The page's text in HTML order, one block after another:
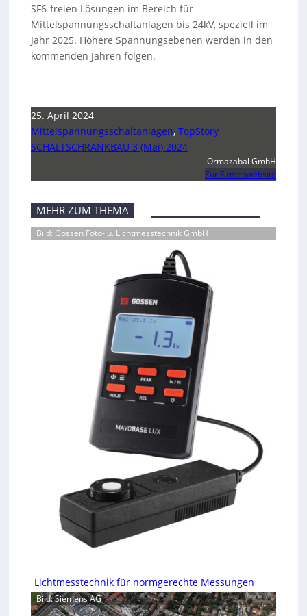
SF6-freien Lösungen im Bereich für
Mittelspannungsschaltanlagen bis 24kV, speziell im
Jahr 2025. Höhere Spannungsebenen werden in den
kommenden Jahren folgen.
25. April 2024
Mittelspannungsschaltanlagen, TopStory
SCHALTSCHRANKBAU 3 (Mai) 2024
Ormazabal GmbH
Zur Firmenwebsite
MEHR ZUM THEMA
Bild: Gossen Foto- u. Lichtmesstechnik GmbH
Lichtmesstechnik für normgerechte Messungen
Bild: Siemens AG